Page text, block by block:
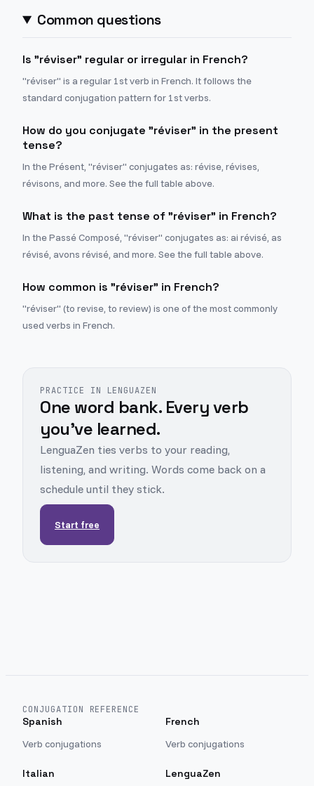
Common questions
Is "réviser" regular or irregular in French?
"réviser" is a regular 1st verb in French. It follows the
standard conjugation pattern for 1st verbs.
How do you conjugate "réviser" in the present
tense?
In the Présent, "réviser" conjugates as: révise, révises,
révisons, and more. See the full table above.
What is the past tense of "réviser" in French?
In the Passé Composé, "réviser" conjugates as: ai révisé, as
révisé, avons révisé, and more. See the full table above.
How common is "réviser" in French?
"réviser" (to revise, to review) is one of the most commonly
used verbs in French.
PRACTICE IN LENGUAZEN
One word bank. Every verb
you've learned.
LenguaZen ties verbs to your reading,
listening, and writing. Words come back on a
schedule until they stick.
Start free
CONJUGATION REFERENCE
Spanish
Verb conjugations
French
Verb conjugations
Italian LenguaZen